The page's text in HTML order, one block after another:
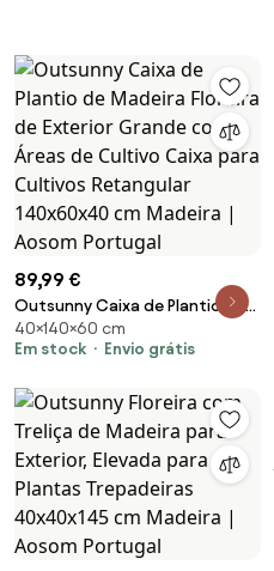
89,99 €
Outsunny Caixa de Plantio de
Madeira Floreira de Exterior
Grande com 3 Áreas de Cultivo
140x60x40 cm Madeira | Aosom
Portugal
40×140×60 cm
Em stock
Envio grátis